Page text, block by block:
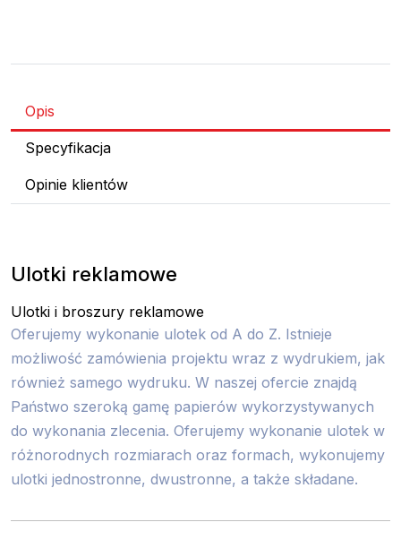
Opis
Specyfikacja
Opinie klientów
Ulotki reklamowe
Ulotki i broszury reklamowe
Oferujemy wykonanie ulotek od A do Z. Istnieje
możliwość zamówienia projektu wraz z wydrukiem, jak
również samego wydruku. W naszej ofercie znajdą
Państwo szeroką gamę papierów wykorzystywanych
do wykonania zlecenia. Oferujemy wykonanie ulotek w
różnorodnych rozmiarach oraz formach, wykonujemy
ulotki jednostronne, dwustronne, a także składane.